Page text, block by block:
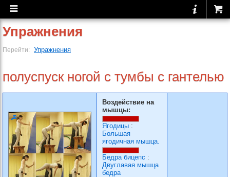
Упражнения
Перейти: Упражнения
полуспуск ногой с тумбы с гантелью
Воздействие на
мышцы:
Ягодицы :
Большая
ягодичная мышца.
Бедра бицепс :
Двуглавая мышца
бедра